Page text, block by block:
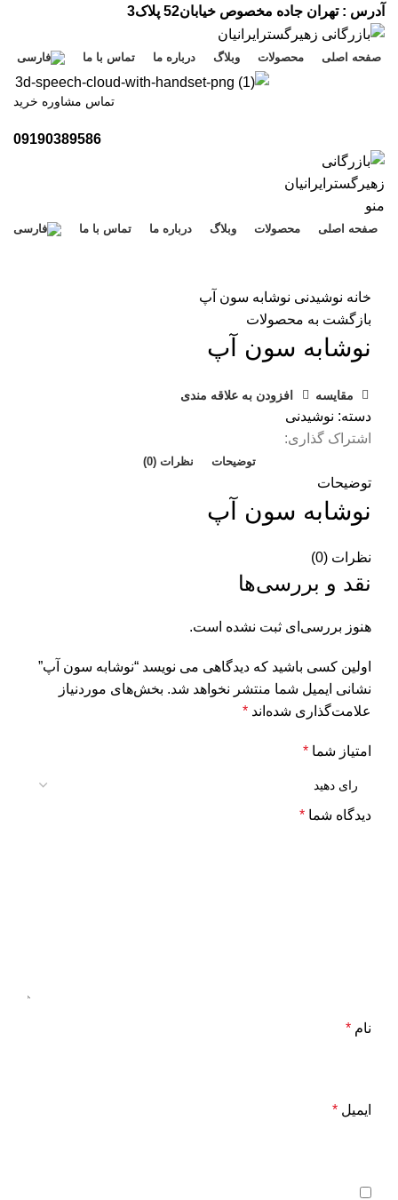
آدرس : تهران جاده مخصوص خیابان52 پلاک3
صفحه اصلی محصولات وبلاگ درباره ما تماس با ما
تماس مشاوره خرید
09190389586
منو
صفحه اصلی محصولات وبلاگ درباره ما تماس با ما
خانه نوشیدنی نوشابه سون آپ
بازگشت به محصولات
نوشابه سون آپ
مقایسه افزودن به علاقه مندی
دسته: نوشیدنی
اشتراک گذاری:
توضیحات نظرات (0)
توضیحات
نوشابه سون آپ
نظرات (0)
نقد و بررسی‌ها
هنوز بررسی‌ای ثبت نشده است.
اولین کسی باشید که دیدگاهی می نویسد “نوشابه سون آپ”
نشانی ایمیل شما منتشر نخواهد شد. بخش‌های موردنیاز
علامت‌گذاری شده‌اند *
امتیاز شما *
دیدگاه شما *
نام *
ایمیل *